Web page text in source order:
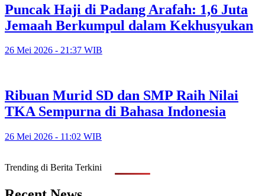
Puncak Haji di Padang Arafah: 1,6 Juta
Jemaah Berkumpul dalam Kekhusyukan
26 Mei 2026 - 21:37 WIB
Ribuan Murid SD dan SMP Raih Nilai
TKA Sempurna di Bahasa Indonesia
26 Mei 2026 - 11:02 WIB
Trending di Berita Terkini